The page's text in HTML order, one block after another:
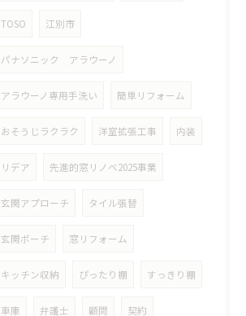
TOSO 江別市
パナソニック アラウーノ
アラウーノ専用手洗い 簡単リフォーム
おそうじラクラク 洋室拡張工事 内装
リデア 先進的窓リノベ2025事業
玄関アプローチ タイル張替
玄関ポーチ 窓リフォーム
キッチン収納 ぴったり棚 すっきり棚
車庫 弁護士 顧問 契約